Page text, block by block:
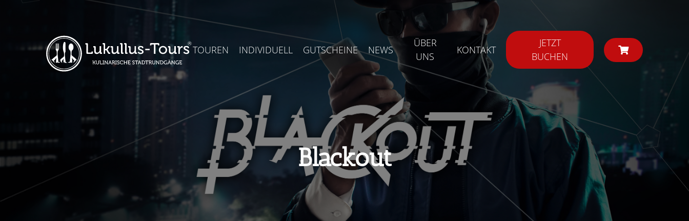
TOUREN INDIVIDUELL GUTSCHEINE NEWS
ÜBER
UNS
KONTAKT
JETZT
BUCHEN
Blackout